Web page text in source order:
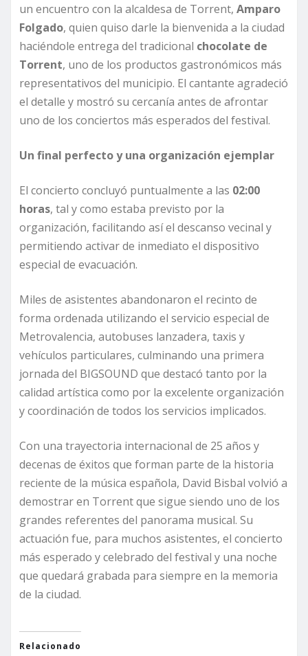
un encuentro con la alcaldesa de Torrent, Amparo
Folgado, quien quiso darle la bienvenida a la ciudad
haciéndole entrega del tradicional chocolate de
Torrent, uno de los productos gastronómicos más
representativos del municipio. El cantante agradeció
el detalle y mostró su cercanía antes de afrontar
uno de los conciertos más esperados del festival.
Un final perfecto y una organización ejemplar
El concierto concluyó puntualmente a las 02:00
horas, tal y como estaba previsto por la
organización, facilitando así el descanso vecinal y
permitiendo activar de inmediato el dispositivo
especial de evacuación.
Miles de asistentes abandonaron el recinto de
forma ordenada utilizando el servicio especial de
Metrovalencia, autobuses lanzadera, taxis y
vehículos particulares, culminando una primera
jornada del BIGSOUND que destacó tanto por la
calidad artística como por la excelente organización
y coordinación de todos los servicios implicados.
Con una trayectoria internacional de 25 años y
decenas de éxitos que forman parte de la historia
reciente de la música española, David Bisbal volvió a
demostrar en Torrent que sigue siendo uno de los
grandes referentes del panorama musical. Su
actuación fue, para muchos asistentes, el concierto
más esperado y celebrado del festival y una noche
que quedará grabada para siempre en la memoria
de la ciudad.
Relacionado